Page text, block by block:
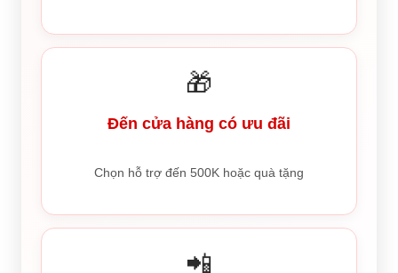
🎁
Đến cửa hàng có ưu đãi
Chọn hỗ trợ đến 500K hoặc quà tặng
📲